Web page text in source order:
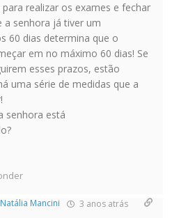
realizar os exames e fechar
a senhora já tiver um
60 dias determina que o
em no máximo 60 dias! Se
esses prazos, estão
uma série de medidas que a
senhora está
Natália Mancini 3 anos atrás